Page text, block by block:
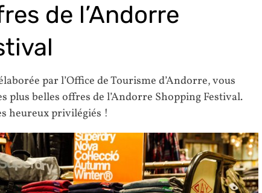
de l’Andorre
par l’Office de Tourisme d’Andorre, vous
plus belles offres de l’Andorre Shopping Festival.
heureux privilégiés !